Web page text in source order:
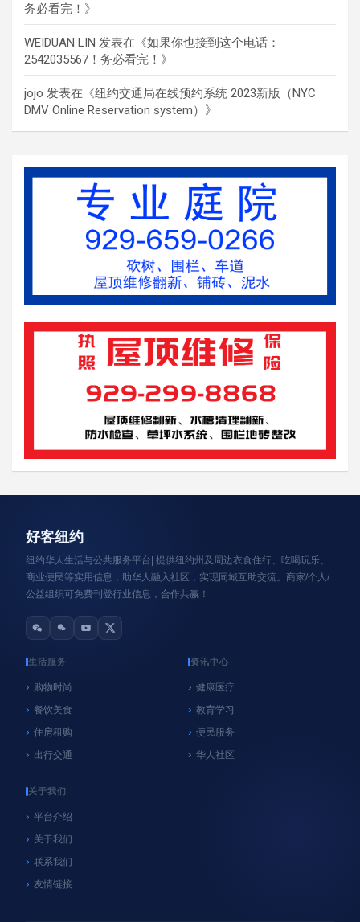
务必看完！ 》
WEIDUAN LIN 发表在《如果你也接到这个电话：
2542035567！务必看完！ 》
jojo 发表在《纽约交通局在线预约系统 2023新版（NYC
DMV Online Reservation system） 》
心系纽约
NYC官方垃圾桶执法再延期！9月8日前未使用官
06/18/2026
好客纽约
纽约华人生活与公共服务平台| 提供纽约州及周边衣食住行、吃喝玩乐、
商业便民等实用信息，助华人融入社区，实现同城互助交流。商家/个人/
公益组织可免费刊登行业信息，合作共赢！
生活服务
购物时尚
餐饮美食
住房租购
出行交通
资讯中心
健康医疗
教育学习
便民服务
华人社区
关于我们
平台介绍
关于我们
联系我们
友情链接